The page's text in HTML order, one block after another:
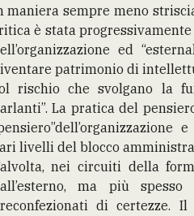
maniera sempre meno
è stata
ed
patrimonio di
rischio che svolgano la
La pratica del
livelli del blocco
nei circuiti della
ma più
di certezze.